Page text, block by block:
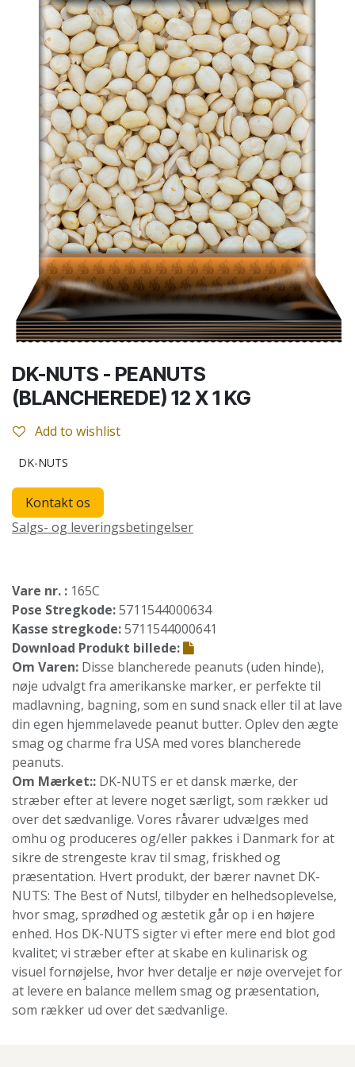
DK-NUTS - PEANUTS
(BLANCHEREDE) 12 X 1 KG
Add to wishlist
DK-NUTS
Kontakt os
Salgs- og leveringsbetingelser
Vare nr. : 165C
Pose Stregkode:5711544000634
Kasse stregkode:5711544000641
Download Produkt billede:
Om Varen: Disse blancherede peanuts (uden hinde),
nøje udvalgt fra amerikanske marker, er perfekte til
madlavning, bagning, som en sund snack eller til at lave
din egen hjemmelavede peanut butter. Oplev den ægte
smag og charme fra USA med vores blancherede
peanuts.
Om Mærket:: DK-NUTS er et dansk mærke, der
stræber efter at levere noget særligt, som rækker ud
over det sædvanlige. Vores råvarer udvælges med
omhu og produceres og/eller pakkes i Danmark for at
sikre de strengeste krav til smag, friskhed og
præsentation. Hvert produkt, der bærer navnet DK-
NUTS: The Best of Nuts!, tilbyder en helhedsoplevelse,
hvor smag, sprødhed og æstetik går op i en højere
enhed. Hos DK-NUTS sigter vi efter mere end blot god
kvalitet; vi stræber efter at skabe en kulinarisk og
visuel fornøjelse, hvor hver detalje er nøje overvejet for
at levere en balance mellem smag og præsentation,
som rækker ud over det sædvanlige.